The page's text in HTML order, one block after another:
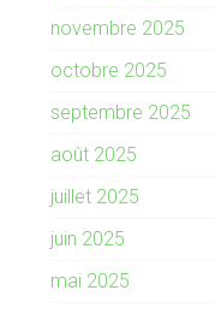
novembre 2025
octobre 2025
septembre 2025
août 2025
juillet 2025
juin 2025
mai 2025